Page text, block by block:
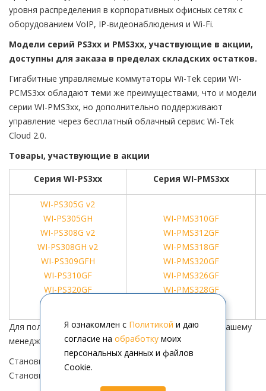
уровня распределения в корпоративных офисных сетях с
оборудованием VoIP, IP-видеонаблюдения и Wi-Fi.
Модели серий PS3xx и PMS3xx, участвующие в акции,
доступны для заказа в пределах складских остатков.
Гигабитные управляемые коммутаторы Wi-Tek серии WI-
PCMS3xx обладают теми же преимуществами, что и модели
серии WI-PMS3xx, но дополнительно поддерживают
управление через бесплатный облачный сервис Wi-Tek
Cloud 2.0.
Товары, участвующие в акции
Серия WI-PS3xx Серия WI-PMS3xx
WI-PS305G v2
WI-PS305GH
WI-PS308G v2
WI-PS308GH v2
WI-PS309GFH
WI-PS310GF
WI-PS320GF
WI-PMS310GF
WI-PMS312GF
WI-PMS318GF
WI-PMS320GF
WI-PMS326GF
WI-PMS328GF
Для получения актуального прайса обращайтесь к Вашему
менеджеру.
Становитесь партнером компании АйПиМатика!
Становитесь партнером Wi-Tek!
Я ознакомлен с Политикой и даю
согласие наобработку моих
персональных данных и файлов
Cookie.